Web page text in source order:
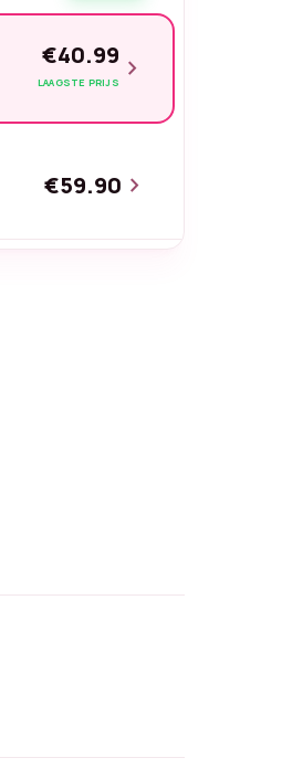
€40.99
LAAGSTE PRIJS chevron_right
€59.90 chevron_right